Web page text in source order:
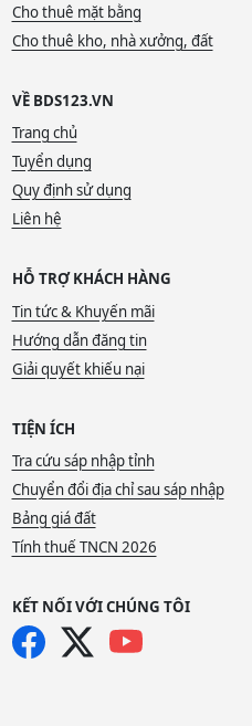
Cho thuê mặt bằng
Cho thuê kho, nhà xưởng, đất
VỀ BDS123.VN
Trang chủ
Tuyển dụng
Quy định sử dụng
Liên hệ
HỖ TRỢ KHÁCH HÀNG
Tin tức & Khuyến mãi
Hướng dẫn đăng tin
Giải quyết khiếu nại
TIỆN ÍCH
Tra cứu sáp nhập tỉnh
Chuyển đổi địa chỉ sau sáp nhập
Bảng giá đất
Tính thuế TNCN 2026
KẾT NỐI VỚI CHÚNG TÔI